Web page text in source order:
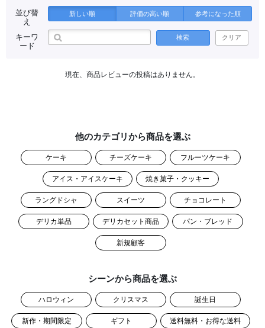
並び替
え
新しい順 評価の高い順 参考になった順
キーワ
ード
検索 クリア
現在、商品レビューの投稿はありません。
他のカテゴリから商品を選ぶ
ケーキ チーズケーキ フルーツケーキ
アイス・アイスケーキ 焼き菓子・クッキー
ラングドシャ スイーツ チョコレート
デリカ単品 デリカセット商品 パン・ブレッド
新規顧客
シーンから商品を選ぶ
ハロウィン クリスマス 誕生日
新作・期間限定 ギフト 送料無料・お得な送料